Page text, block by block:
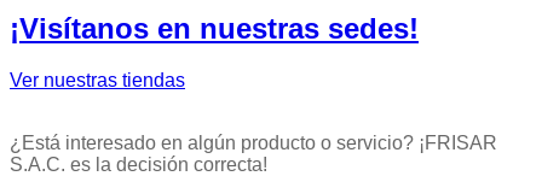
¡Visítanos en nuestras sedes!
Ver nuestras tiendas
¿Está interesado en algún producto o servicio? ¡FRISAR
S.A.C. es la decisión correcta!